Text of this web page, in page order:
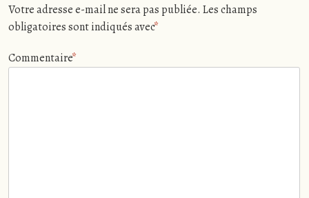
Votre adresse e-mail ne sera pas publiée. Les champs
obligatoires sont indiqués avec*
Commentaire*